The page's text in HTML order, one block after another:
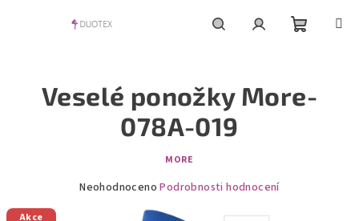
košík
Veselé ponožky More-
078A-019
MORE
Průměrné
Neohodnoceno Podrobnosti hodnocení
Akce